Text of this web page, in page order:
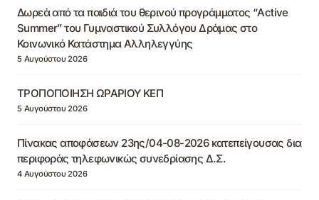
Δωρεά από τα παιδιά του θερινού προγράμματος “Active
Summer” του Γυμναστικού Συλλόγου Δράμας στο
Κοινωνικό Κατάστημα Αλληλεγγύης
5 Αυγούστου 2026
ΤΡΟΠΟΠΟΙΗΣΗ ΩΡΑΡΙΟΥ ΚΕΠ
5 Αυγούστου 2026
Πίνακας αποφάσεων 23ης/04-08-2026 κατεπείγουσας δια
περιφοράς τηλεφωνικώς συνεδρίασης Δ.Σ.
4 Αυγούστου 2026